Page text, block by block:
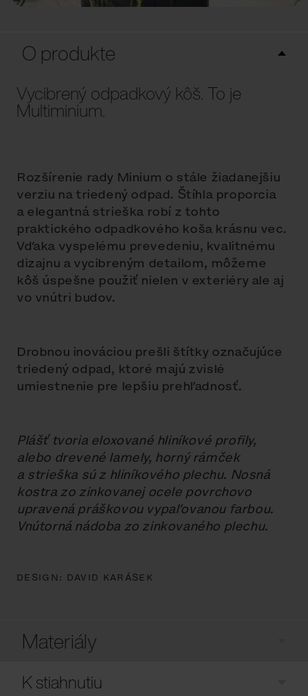
O produkte
Vycibrený odpadkový kôš. To je
Multiminium.
Rozšírenie rady Minium o stále žiadanejšiu
verziu na triedený odpad. Štíhla proporcia
a elegantná strieška robí z tohto
praktického odpadkového koša krásnu vec.
Vďaka vyspelému prevedeniu, kvalitnému
dizajnu a vycibreným detailom, môžeme
kôš úspešne použiť nielen v exteriéry ale aj
vo vnútri budov.
Drobnou inováciou prešli štítky označujúce
triedený odpad, ktoré majú zvislé
umiestnenie pre lepšiu prehľadnosť.
Plášť tvoria eloxované hliníkové profily,
alebo drevené lamely, horný rámček
a strieška sú z hliníkového plechu. Nosná
kostra zo zinkovanej ocele povrchovo
upravená práškovou vypaľovanou farbou.
Vnútorná nádoba zo zinkovaného plechu.
DESIGN: DAVID KARÁSEK
Materiály
K stiahnutiu